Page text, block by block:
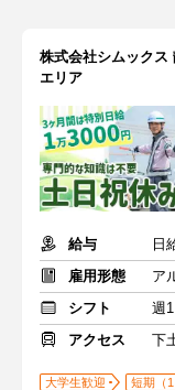
株式会社シムックス
エリア
給与
日
雇用形態
ア
シフト
週
アクセス
下
大学生歓迎 短期（1